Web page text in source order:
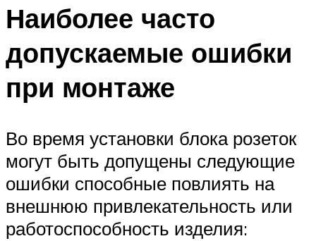
Наиболее часто
допускаемые ошибки
при монтаже
Во время установки блока розеток
могут быть допущены следующие
ошибки способные повлиять на
внешнюю привлекательность или
работоспособность изделия: